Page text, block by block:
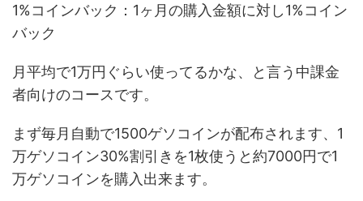
1%コインバック：1ヶ月の購入金額に対し1%コイン
バック
月平均で1万円ぐらい使ってるかな、と言う中課金
者向けのコースです。
まず毎月自動で1500ゲソコインが配布されます、1
万ゲソコイン30%割引きを1枚使うと約7000円で1
万ゲソコインを購入出来ます。